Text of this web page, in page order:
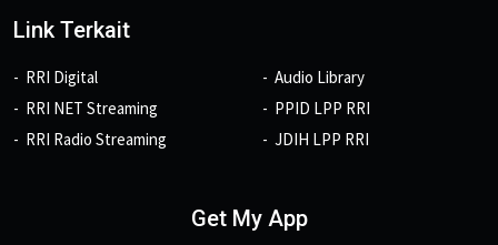
Link Terkait
RRI Digital
RRI NET Streaming
RRI Radio Streaming
Audio Library
PPID LPP RRI
JDIH LPP RRI
Get My App